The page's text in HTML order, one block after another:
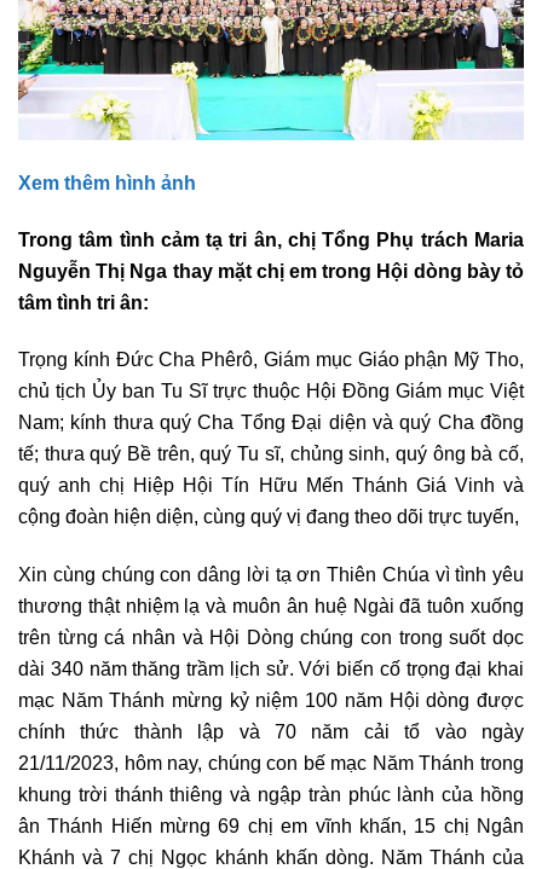
Xem thêm hình ảnh
Trong tâm tình cảm tạ tri ân, chị Tổng Phụ trách Maria
Nguyễn Thị Nga thay mặt chị em trong Hội dòng bày tỏ
tâm tình tri ân:
Trọng kính Đức Cha Phêrô, Giám mục Giáo phận Mỹ Tho,
chủ tịch Ủy ban Tu Sĩ trực thuộc Hội Đồng Giám mục Việt
Nam; kính thưa quý Cha Tổng Đại diện và quý Cha đồng
tế; thưa quý Bề trên, quý Tu sĩ, chủng sinh, quý ông bà cố,
quý anh chị Hiệp Hội Tín Hữu Mến Thánh Giá Vinh và
cộng đoàn hiện diện, cùng quý vị đang theo dõi trực tuyến,
Xin cùng chúng con dâng lời tạ ơn Thiên Chúa vì tình yêu
thương thật nhiệm lạ và muôn ân huệ Ngài đã tuôn xuống
trên từng cá nhân và Hội Dòng chúng con trong suốt dọc
dài 340 năm thăng trầm lịch sử. Với biến cố trọng đại khai
mạc Năm Thánh mừng kỷ niệm 100 năm Hội dòng được
chính thức thành lập và 70 năm cải tổ vào ngày
21/11/2023, hôm nay, chúng con bế mạc Năm Thánh trong
khung trời thánh thiêng và ngập tràn phúc lành của hồng
ân Thánh Hiến mừng 69 chị em vĩnh khấn, 15 chị Ngân
Khánh và 7 chị Ngọc khánh khấn dòng. Năm Thánh của